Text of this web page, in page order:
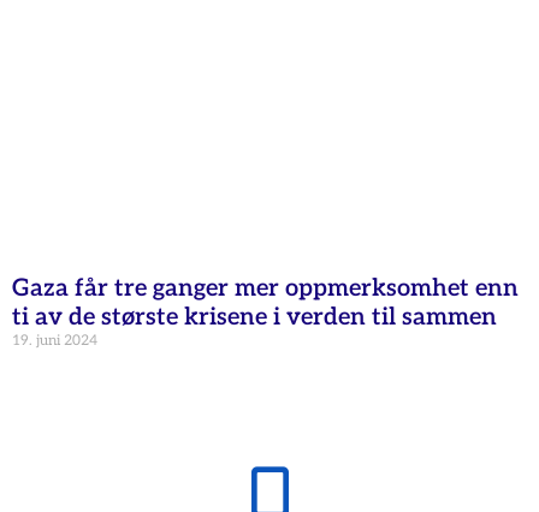
Gaza får tre ganger mer oppmerksomhet enn
ti av de største krisene i verden til sammen
19. juni 2024